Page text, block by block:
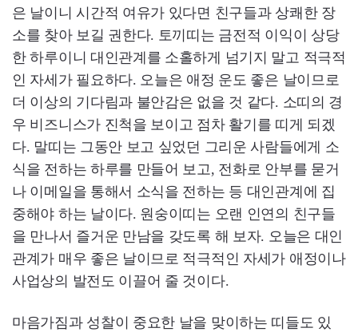
은 날이니 시간적 여유가 있다면 친구들과 상쾌한 장
소를 찾아 보길 권한다. 토끼띠는 금전적 이익이 상당
한 하루이니 대인관계를 소홀하게 넘기지 말고 적극적
인 자세가 필요하다. 오늘은 애정 운도 좋은 날이므로
더 이상의 기다림과 불안감은 없을 것 같다. 소띠의 경
우 비즈니스가 진척을 보이고 점차 활기를 띠게 되겠
다. 말띠는 그동안 보고 싶었던 그리운 사람들에게 소
식을 전하는 하루를 만들어 보고, 전화로 안부를 묻거
나 이메일을 통해서 소식을 전하는 등 대인관계에 집
중해야 하는 날이다. 원숭이띠는 오랜 인연의 친구들
을 만나서 즐거운 만남을 갖도록 해 보자. 오늘은 대인
관계가 매우 좋은 날이므로 적극적인 자세가 애정이나
사업상의 발전도 이끌어 줄 것이다.
마음가짐과 성찰이 중요한 날을 맞이하는 띠들도 있